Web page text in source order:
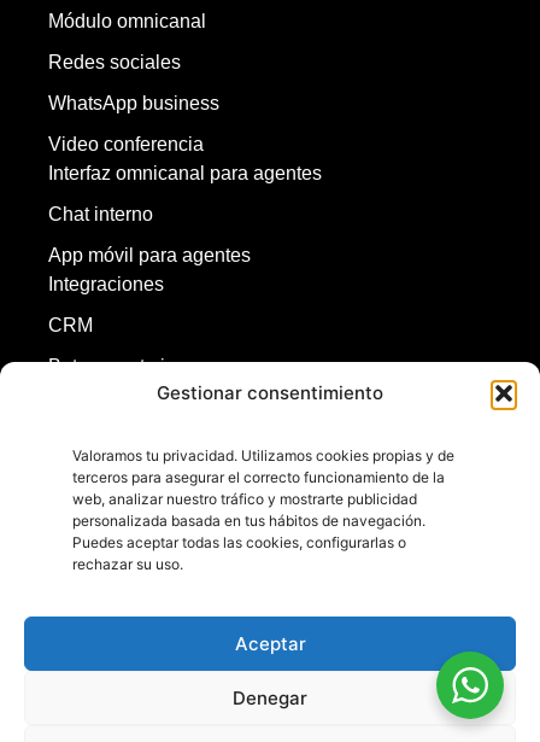
Gestionar consentimiento
Valoramos tu privacidad. Utilizamos cookies propias y de
terceros para asegurar el correcto funcionamiento de la
web, analizar nuestro tráfico y mostrarte publicidad
personalizada basada en tus hábitos de navegación.
Puedes aceptar todas las cookies, configurarlas o
rechazar su uso.
Aceptar
Denegar
Módulo omnicanal
Redes sociales
WhatsApp business
Video conferencia
Interfaz omnicanal para agentes
Chat interno
App móvil para agentes
Integraciones
CRM
Bot y agente ia
Redes sociales
ASR y TTS
Inicio
+56224540222 +56998748646 contacto@omnis.cl